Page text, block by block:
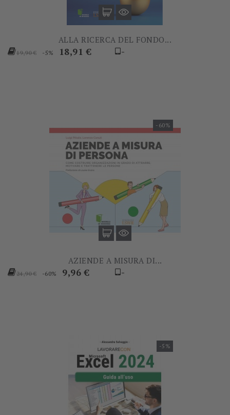
ALLA RICERCA DEL FONDO...
Prezzo
19,90 € -5% Prezzo
18,91 € -
-60%
AZIENDE A MISURA DI...
Prezzo
24,90 € -60% Prezzo
9,96 € -
-5%